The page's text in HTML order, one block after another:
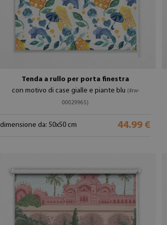
Tenda a rullo per porta finestra
con motivo di case gialle e piante blu (#rw-
00029965)
dimensione da: 50x50 cm 44.99 €